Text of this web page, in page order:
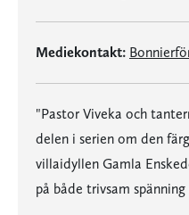
Mediekontakt:
"Pastor Viveka och
delen i serien om den
villaidyllen Gamla
på både trivsam